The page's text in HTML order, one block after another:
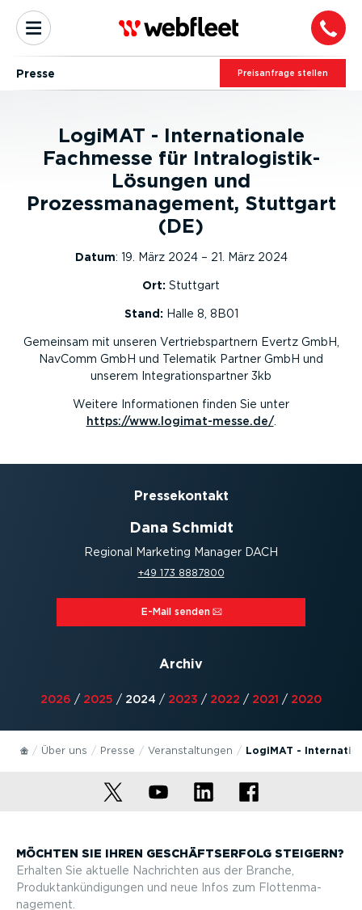
Presse Preis­an­frage stellen
LogiMAT - Internationale
Fachmesse für Intralogistik-
Lösungen und
Prozessmanagement, Stuttgart
(DE)
Datum: 19. März 2024 – 21. März 2024
Ort: Stuttgart
Stand:Halle 8, 8B01
Gemeinsam mit unseren Vertriebspartnern Evertz GmbH,
NavComm GmbH und Telematik Partner GmbH und
unserem Integrationspartner 3kb
Weitere Informationen finden Sie unter
https://www.logimat-messe.de/.
Presse­kontakt
Dana Schmidt
Regional Marketing Manager DACH
+49 173 8887800
E-Mail senden⁠
Archiv
2026 / 2025 / 2024 / 2023 / 2022 / 2021 / 2020
Über uns Presse Veran­stal­tungen LogiMAT -
MÖCHTEN SIE IHREN GESCHÄFTS­ERFOLG STEIGERN?
Erhalten Sie aktuelle Nachrichten aus der Branche,
Produktan­kün­di­gungen und neue Infos zum Flotten­ma­
nagement.